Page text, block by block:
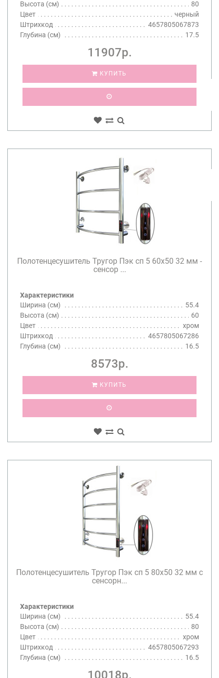
Высота (см)
80
Цвет
черный
Штрихкод
4657805067873
Глубина (см)
17.5
11907р.
КУПИТЬ
Полотенцесушитель Тругор Пэк сп 5 60х50 32 мм -
сенсор ...
Характеристики
Ширина (см)
55.4
Высота (см)
60
Цвет
хром
Штрихкод
4657805067286
Глубина (см)
16.5
8573р.
КУПИТЬ
Полотенцесушитель Тругор Пэк сп 5 80х50 32 мм с
сенсорн...
Характеристики
Ширина (см)
55.4
Высота (см)
80
Цвет
хром
Штрихкод
4657805067293
Глубина (см)
16.5
10018р.